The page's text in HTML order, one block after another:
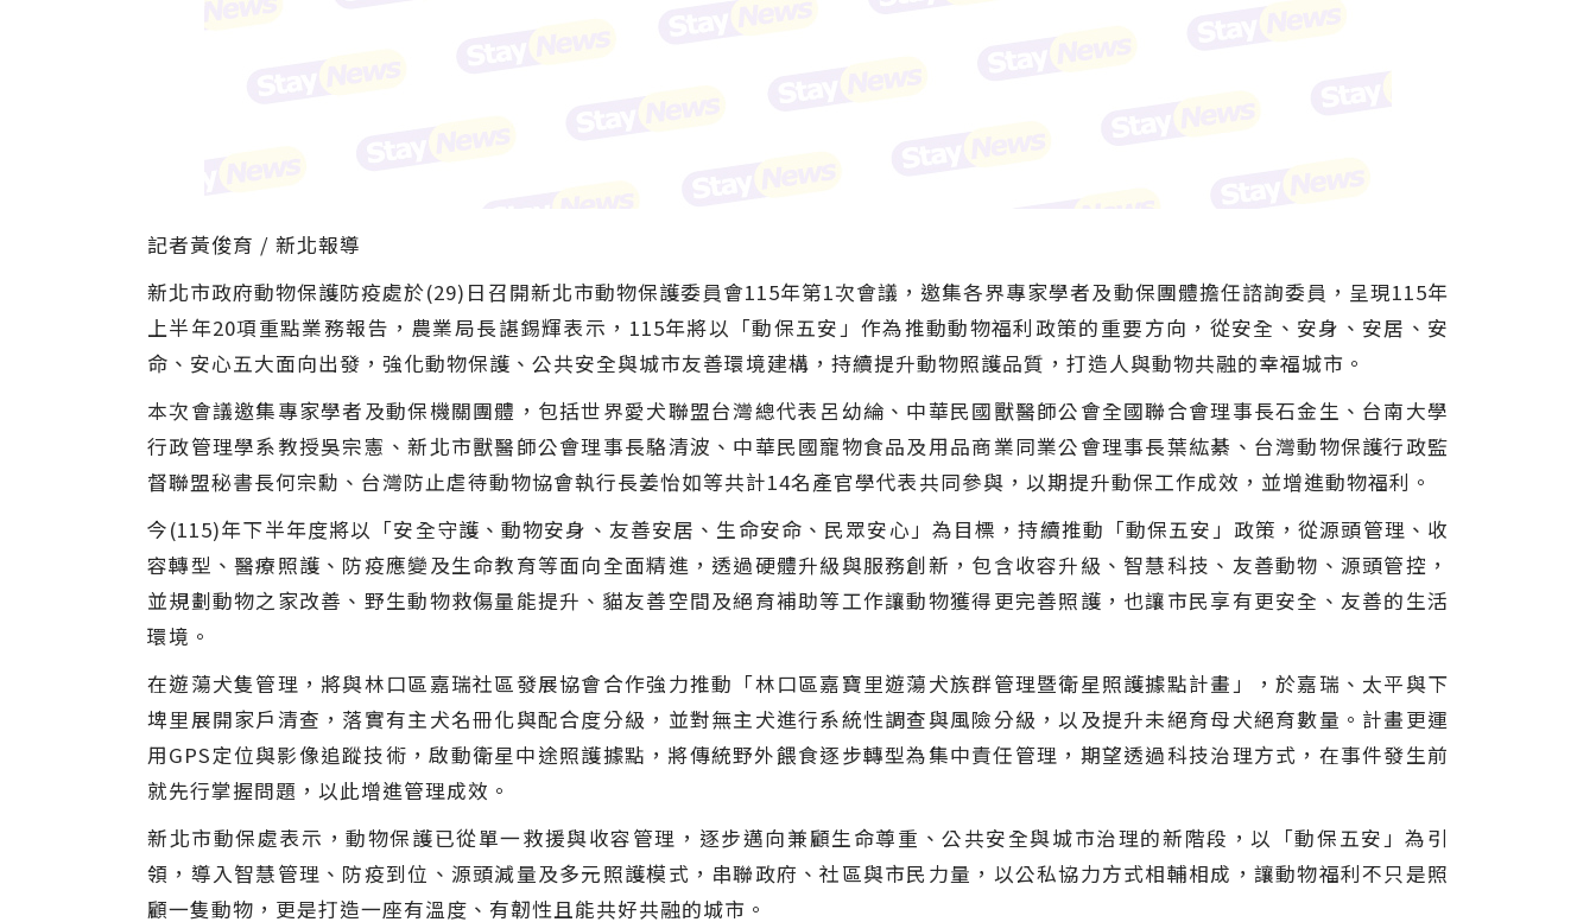
記者黃俊育 / 新北報導
新北市政府動物保護防疫處於(29)日召開新北市動物保護委員會115年第1次會議，邀集各界專家學者及動保團體擔任諮詢委員，呈現115年
上半年20項重點業務報告，農業局長諶錫輝表示，115年將以「動保五安」作為推動動物福利政策的重要方向，從安全、安身、安居、安
命、安心五大面向出發，強化動物保護、公共安全與城市友善環境建構，持續提升動物照護品質，打造人與動物共融的幸福城市。
本次會議邀集專家學者及動保機關團體，包括世界愛犬聯盟台灣總代表呂幼綸、中華民國獸醫師公會全國聯合會理事長石金生、台南大學
行政管理學系教授吳宗憲、新北市獸醫師公會理事長駱清波、中華民國寵物食品及用品商業同業公會理事長葉紘綦、台灣動物保護行政監
督聯盟秘書長何宗勳、台灣防止虐待動物協會執行長姜怡如等共計14名產官學代表共同參與，以期提升動保工作成效，並增進動物福利。
今(115)年下半年度將以「安全守護、動物安身、友善安居、生命安命、民眾安心」為目標，持續推動「動保五安」政策，從源頭管理、收
容轉型、醫療照護、防疫應變及生命教育等面向全面精進，透過硬體升級與服務創新，包含收容升級、智慧科技、友善動物、源頭管控，
並規劃動物之家改善、野生動物救傷量能提升、貓友善空間及絕育補助等工作讓動物獲得更完善照護，也讓市民享有更安全、友善的生活
環境。
在遊蕩犬隻管理，將與林口區嘉瑞社區發展協會合作強力推動「林口區嘉寶里遊蕩犬族群管理暨衛星照護據點計畫」，於嘉瑞、太平與下
埤里展開家戶清查，落實有主犬名冊化與配合度分級，並對無主犬進行系統性調查與風險分級，以及提升未絕育母犬絕育數量。計畫更運
用GPS定位與影像追蹤技術，啟動衛星中途照護據點，將傳統野外餵食逐步轉型為集中責任管理，期望透過科技治理方式，在事件發生前
就先行掌握問題，以此增進管理成效。
新北市動保處表示，動物保護已從單一救援與收容管理，逐步邁向兼顧生命尊重、公共安全與城市治理的新階段，以「動保五安」為引
領，導入智慧管理、防疫到位、源頭減量及多元照護模式，串聯政府、社區與市民力量，以公私協力方式相輔相成，讓動物福利不只是照
顧一隻動物，更是打造一座有溫度、有韌性且能共好共融的城市。